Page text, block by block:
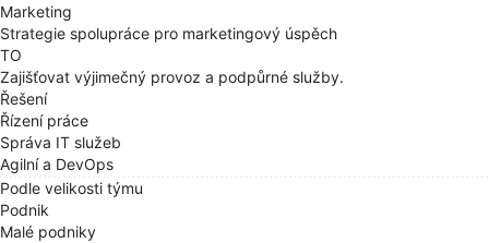
Marketing
Strategie spolupráce pro marketingový úspěch
TO
Zajišťovat výjimečný provoz a podpůrné služby.
Řešení
Řízení práce
Správa IT služeb
Agilní a DevOps
Podle velikosti týmu
Podnik
Malé podniky